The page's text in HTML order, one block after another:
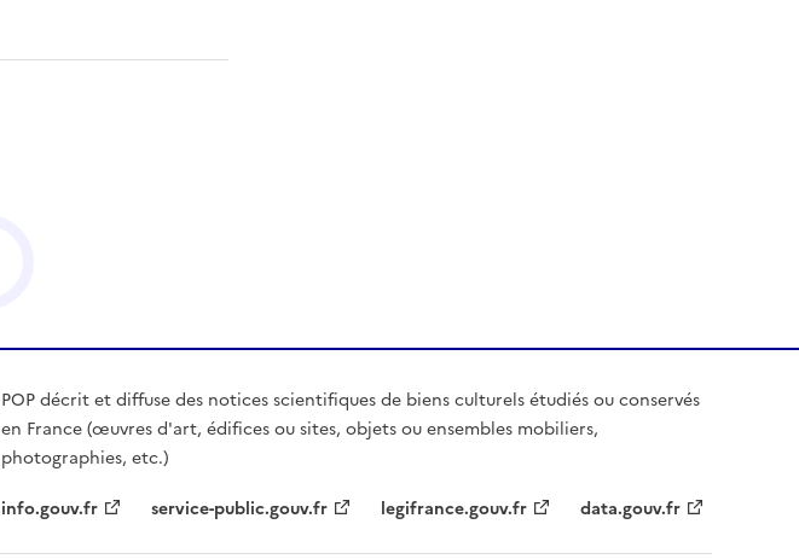
POP décrit et diffuse des notices scientifiques de biens culturels étudiés ou conservés
en France (œuvres d'art, édifices ou sites, objets ou ensembles mobiliers,
photographies, etc.)
info.gouv.fr
service-public.gouv.fr legifrance.gouv.fr data.gouv.fr